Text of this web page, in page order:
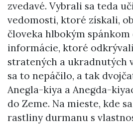
zvedavé. Vybrali sa teda
vedomosti, ktoré získali,
človeka hlbokým spánkom
informácie, ktoré
stratených a ukradnutých
sa to nepáčilo, a tak
Anegla-kiya a Anegda-
do Zeme. Na mieste, kde
rastliny durmanu s